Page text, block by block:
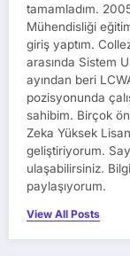
tamamladım.
Mühendisliği
giriş yaptım.
arasında Sistem
ayından beri
pozisyonunda
sahibim. Birçok
Zeka Yüksek
geliştiriyorum.
ulaşabilirsiniz.
paylaşıyorum.
View All Posts